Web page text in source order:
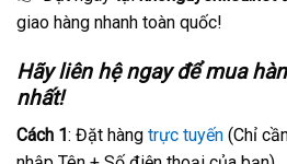
giao hàng nhanh toàn quốc!
Hãy liên hệ ngay để mua
nhất!
Cách 1 : Đặt hàng trực tuyến (Chỉ